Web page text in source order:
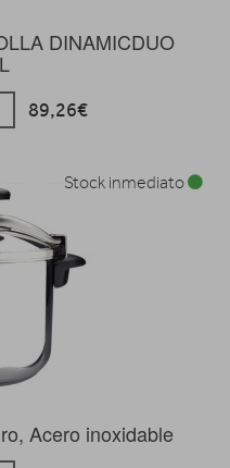
DINAMICDUO
89,26€
Acero inoxidable
Stock inmediato